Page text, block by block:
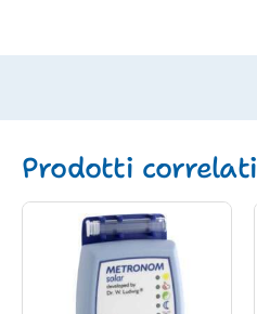
Prodotti correlati